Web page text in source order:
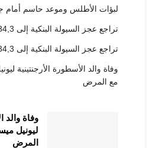
لبؤات الأطلس وموعد حاسم أمام
تراجع عجز السيولة البنكية إلى 134,3 مليار درهم
تراجع عجز السيولة البنكية إلى 134,3 مليار درهم
وفاة والد الأسطورة الأرجنتينية
مع المرض
وفاة والد
ليونيل
المرض